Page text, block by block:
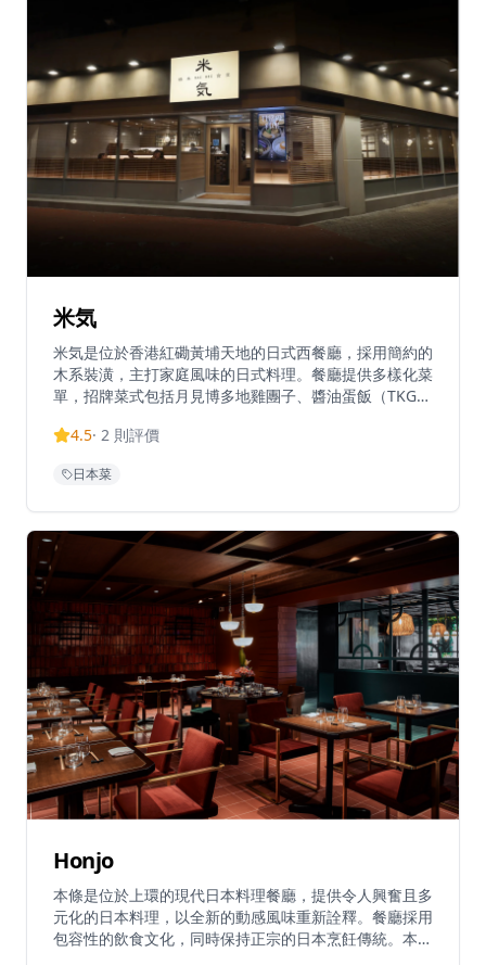
米気
米気是位於香港紅磡黃埔天地的日式西餐廳，採用簡約的
木系裝潢，主打家庭風味的日式料理。餐廳提供多樣化菜
單，招牌菜式包括月見博多地雞團子、醬油蛋飯（TKG生
靈活的用餐概念，顧客可自由配搭主菜、冷熱配菜、飲品
習慣的顧客，無論食肉或素食人士都能找到合適選擇，價
埔地鐵站B出口僅5分鐘步程。
4.5· 2 則評價
日本菜
Honjo
本條是位於上環的現代日本料理餐廳，提供令人興奮且多
元化的日本料理，以全新的動感風味重新詮釋。餐廳採用
包容性的飲食文化，同時保持正宗的日本烹飪傳統。本條